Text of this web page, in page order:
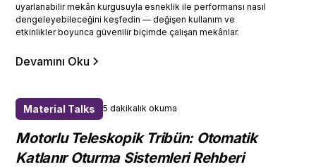
uyarlanabilir mekân kurgusuyla esneklik ile performansı nasıl
dengeleyebileceğini keşfedin — değişen kullanım ve
etkinlikler boyunca güvenilir biçimde çalışan mekânlar.
Devamını Oku
Material Talks 5 dakikalık okuma
Motorlu Teleskopik Tribün: Otomatik
Katlanır Oturma Sistemleri Rehberi